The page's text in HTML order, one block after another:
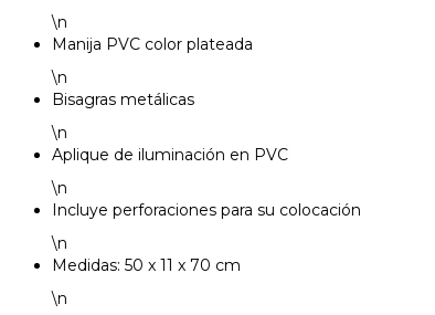
\n
Manija PVC color plateada
\n
Bisagras metálicas
\n
Aplique de iluminación en PVC
\n
Incluye perforaciones para su colocación
\n
Medidas: 50 x 11 x 70 cm
\n